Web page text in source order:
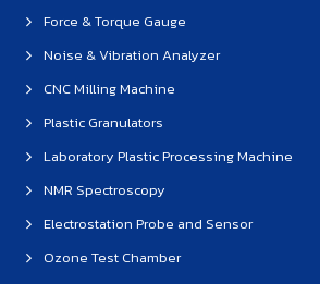
Force & Torque Gauge
Noise & Vibration Analyzer
CNC Milling Machine
Plastic Granulators
Laboratory Plastic Processing Machine
NMR Spectroscopy
Electrostation Probe and Sensor
Ozone Test Chamber